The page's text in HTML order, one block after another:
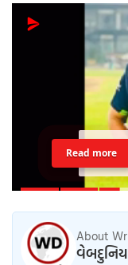
Read more
About